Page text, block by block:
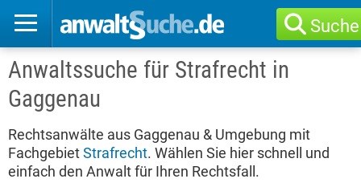
Suche
Anwaltssuche für Strafrecht in
Gaggenau
Rechtsanwälte aus Gaggenau & Umgebung mit
FachgebietStrafrecht. Wählen Sie hier schnell und
einfach den Anwalt für Ihren Rechtsfall.